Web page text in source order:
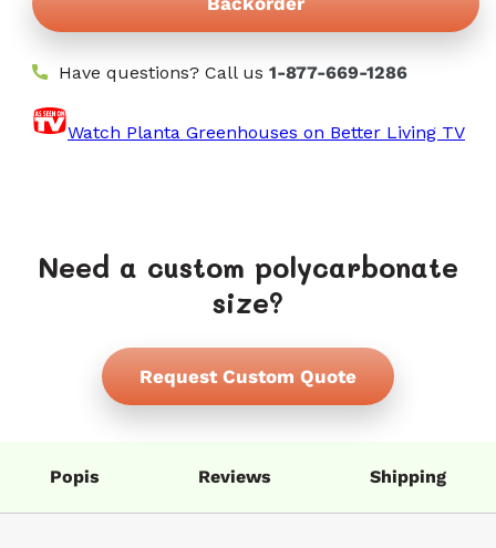
Have questions? Call us 1-877-669-1286
Watch Planta Greenhouses on Better Living TV
Need a custom polycarbonate
size?
Request Custom Quote
Popis Reviews Shipping